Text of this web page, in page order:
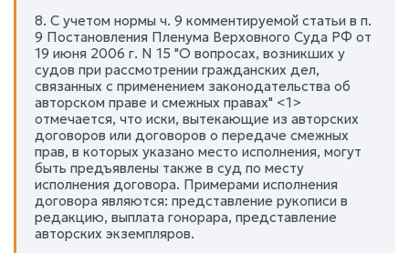
8. С учетом нормы ч. 9 комментируемой статьи в п.
9 Постановления Пленума Верховного Суда РФ от
19 июня 2006 г. N 15 "О вопросах, возникших у
судов при рассмотрении гражданских дел,
связанных с применением законодательства об
авторском праве и смежных правах" <1>
отмечается, что иски, вытекающие из авторских
договоров или договоров о передаче смежных
прав, в которых указано место исполнения, могут
быть предъявлены также в суд по месту
исполнения договора. Примерами исполнения
договора являются: представление рукописи в
редакцию, выплата гонорара, представление
авторских экземпляров.